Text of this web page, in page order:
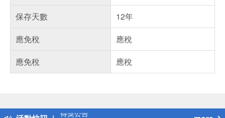
保存天數
12年
應免稅
應稅
應免稅
應稅
得獎公告